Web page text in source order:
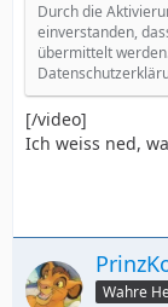
Durch die
einverstanden,
übermittelt
[/video]
Ich weiss ned,
Wahre